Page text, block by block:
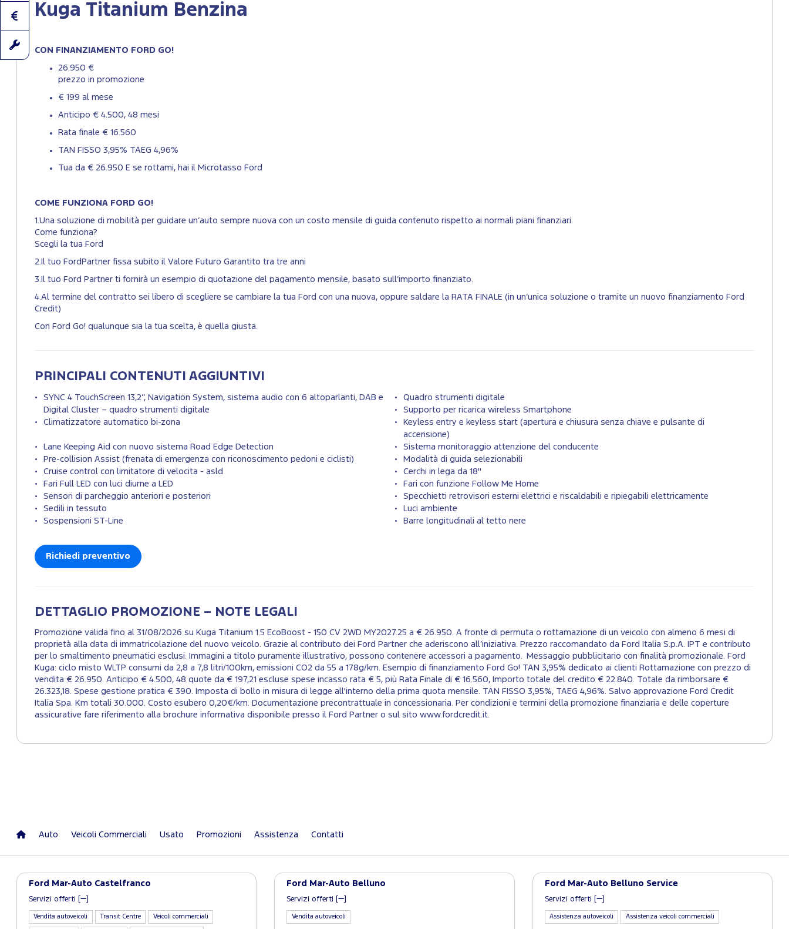
Kuga Titanium Benzina
CON FINANZIAMENTO FORD GO!
26.950 €
prezzo in promozione
€ 199 al mese
Anticipo € 4.500, 48 mesi
Rata finale € 16.560
TAN FISSO 3,95% TAEG 4,96%
Tua da € 26.950 ​E se rottami, hai il Microtasso Ford
COME FUNZIONA FORD GO!
1.Una soluzione di mobilità per guidare un’auto sempre nuova con un costo mensile di guida contenuto rispetto ai normali piani finanziari.
Come funziona?
Scegli la tua Ford
2.Il tuo FordPartner fissa subito il Valore Futuro Garantito tra tre anni
3.Il tuo Ford Partner ti fornirà un esempio di quotazione del pagamento mensile, basato sull’importo finanziato.
4.Al termine del contratto sei libero di scegliere se cambiare la tua Ford con una nuova, oppure saldare la RATA FINALE (in un’unica soluzione o tramite un nuovo finanziamento Ford
Credit)
Con Ford Go! qualunque sia la tua scelta, è quella giusta.
PRINCIPALI CONTENUTI AGGIUNTIVI
SYNC 4 TouchScreen 13,2’’, Navigation System, sistema audio con 6 altoparlanti, DAB e
Digital Cluster – quadro strumenti digitale
Quadro strumenti digitale
Supporto per ricarica wireless Smartphone
Climatizzatore automatico bi-zona
Keyless entry e keyless start (apertura e chiusura senza chiave e pulsante di
accensione)
Lane Keeping Aid con nuovo sistema Road Edge Detection
Sistema monitoraggio attenzione del conducente
Pre-collision Assist (frenata di emergenza con riconoscimento pedoni e ciclisti)
Modalità di guida selezionabili
Cruise control con limitatore di velocita - asld
Cerchi in lega da 18''
Fari Full LED con luci diurne a LED
Fari con funzione Follow Me Home
Sensori di parcheggio anteriori e posteriori
Specchietti retrovisori esterni elettrici e riscaldabili e ripiegabili elettricamente
Sedili in tessuto
Luci ambiente
Sospensioni ST-Line
Barre longitudinali al tetto nere
Richiedi preventivo
DETTAGLIO PROMOZIONE – NOTE LEGALI
Promozione valida fino al 31/08/2026 su Kuga Titanium 1.5 EcoBoost - 150 CV 2WD MY2027.25 a € 26.950. A fronte di permuta o rottamazione di un veicolo con almeno 6 mesi di
proprietà alla data di immatricolazione del nuovo veicolo. Grazie al contributo dei Ford Partner che aderiscono all’iniziativa. Prezzo raccomandato da Ford Italia S.p.A. IPT e contributo
per lo smaltimento pneumatici esclusi. Immagini a titolo puramente illustrativo, possono contenere accessori a pagamento. Messaggio pubblicitario con finalità promozionale. Ford
Kuga: ciclo misto WLTP consumi da 2,8 a 7,8 litri/100km, emissioni CO2 da 55 a 178g/km. Esempio di finanziamento Ford Go! TAN 3,95% dedicato ai clienti Rottamazione con prezzo di
vendita € 26.950. Anticipo € 4.500, 48 quote da € 197,21 escluse spese incasso rata € 5, più Rata Finale di € 16.560, Importo totale del credito € 22.840. Totale da rimborsare €
26.323,18. Spese gestione pratica € 390. Imposta di bollo in misura di legge all'interno della prima quota mensile. TAN FISSO 3,95%, TAEG 4,96%. Salvo approvazione Ford Credit
Italia Spa. Km totali 30.000. Costo esubero 0,20€/km. Documentazione precontrattuale in concessionaria. Per condizioni e termini della promozione finanziaria e delle coperture
assicurative fare riferimento alla brochure informativa disponibile presso il Ford Partner o sul sito www.fordcredit.it.
Auto Veicoli Commerciali Usato Promozioni Assistenza Contatti
Ford Mar-Auto Castelfranco
Servizi offerti [
Vendita autoveicoli Transit Centre Veicoli commerciali
Ford Mar-Auto Belluno
Servizi offerti [
Vendita autoveicoli
Ford Mar-Auto Belluno Service
Servizi offerti [ ]
Assistenza autoveicoli Assistenza veicoli commerciali